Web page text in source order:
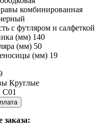
комбинированная
с футляром и салфеткой
(мм) 140
(мм) 50
(мм) 19
Круглые
C01